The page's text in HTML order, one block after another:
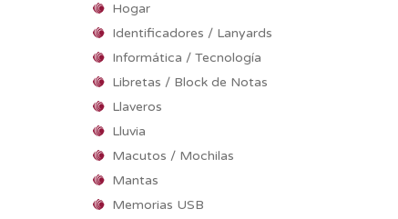
Hogar
Identificadores / Lanyards
Informática / Tecnología
Libretas / Block de Notas
Llaveros
Lluvia
Macutos / Mochilas
Mantas
Memorias USB